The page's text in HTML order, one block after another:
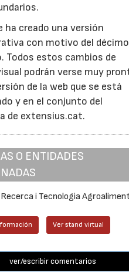
ha creado una versión
con motivo del décimo
Todos estos cambios de
podrán verse muy
de la web que se está
y en el conjunto del
de extensius.cat.
O ENTIDADES
i Tecnologia
Ver stand virtual
ver/escribir comentarios